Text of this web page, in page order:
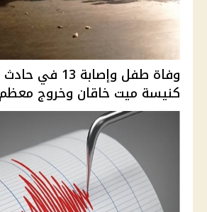
وفاة طفل وإصابة
كنيسة ميت خاقان وخروج معظم